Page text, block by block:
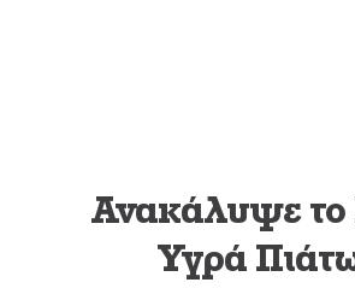
Ανακάλυψε
Υγρά